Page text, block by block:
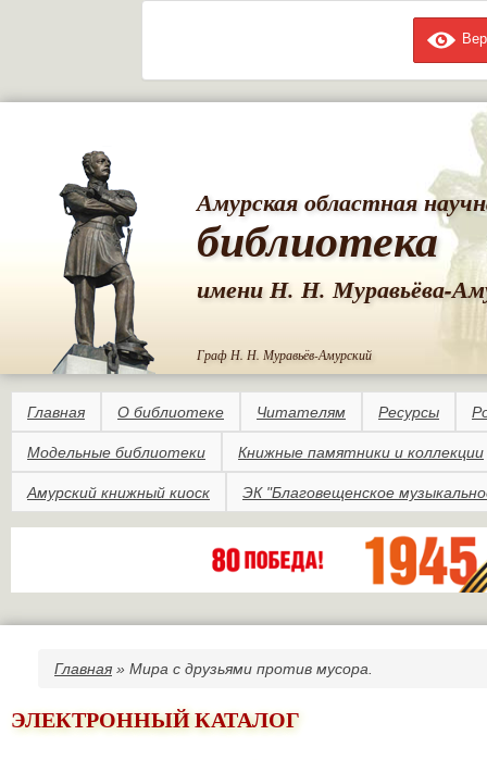
Амурская областная
библиотека
имени Н. Н. Муравьёва-
Граф Н. Н. Муравьёв-Амурский
Главная О библиотеке Читателям Ресурсы
Модельные библиотеки Книжные памятники и коллекции
Амурский книжный киоск ЭК "Благовещенское
Вы здесь
Главная » Мира с друзьями против мусора.
ЭЛЕКТРОННЫЙ КАТАЛОГ